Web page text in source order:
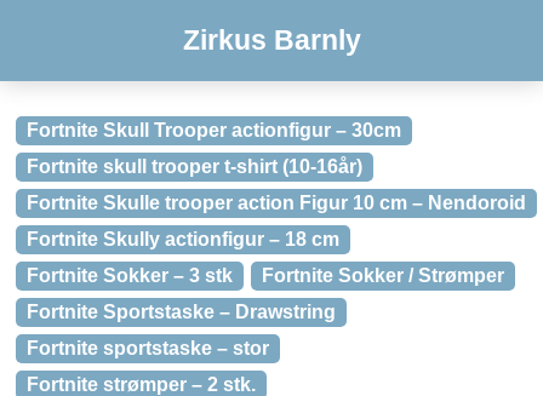
Zirkus Barnly
Fortnite Skull Trooper actionfigur – 30cm
Fortnite skull trooper t-shirt (10-16år)
Fortnite Skulle trooper action Figur 10 cm – Nendoroid
Fortnite Skully actionfigur – 18 cm
Fortnite Sokker – 3 stk
Fortnite Sokker / Strømper
Fortnite Sportstaske – Drawstring
Fortnite sportstaske – stor
Fortnite strømper – 2 stk.